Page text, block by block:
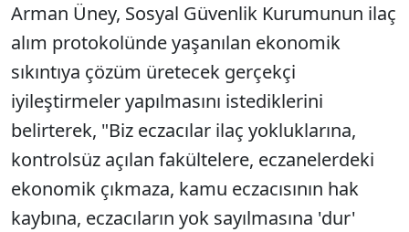
Arman Üney, Sosyal Güvenlik Kurumunun ilaç
alım protokolünde yaşanılan ekonomik
sıkıntıya çözüm üretecek gerçekçi
iyileştirmeler yapılmasını istediklerini
belirterek, "Biz eczacılar ilaç yokluklarına,
kontrolsüz açılan fakültelere, eczanelerdeki
ekonomik çıkmaza, kamu eczacısının hak
kaybına, eczacıların yok sayılmasına 'dur'